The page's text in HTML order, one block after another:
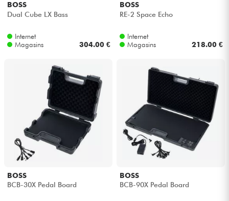
BOSS
Dual Cube LX Bass
Internet
Magasins
304.00 €
BOSS
RE-2 Space Echo
Internet
Magasins
218.00 €
BOSS
BCB-30X Pedal Board
BOSS
BCB-90X Pedal Board